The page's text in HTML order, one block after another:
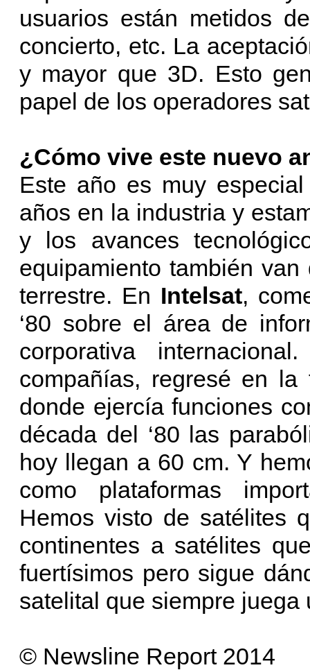
usuarios están metidos
concierto, etc. La
y mayor que 3D. Esto
papel de los operadores
¿Cómo vive este nuevo
Este año es muy
años en la industria y
y los avances
equipamiento también
terrestre. En Intelsat,
‘80 sobre el área de
corporativa
compañías, regresé en
donde ejercía funciones
década del ‘80 las
hoy llegan a 60 cm. Y
como plataformas
Hemos visto de satélites
continentes a satélites
fuertísimos pero sigue
satelital que siempre juega
© Newsline Report 2014